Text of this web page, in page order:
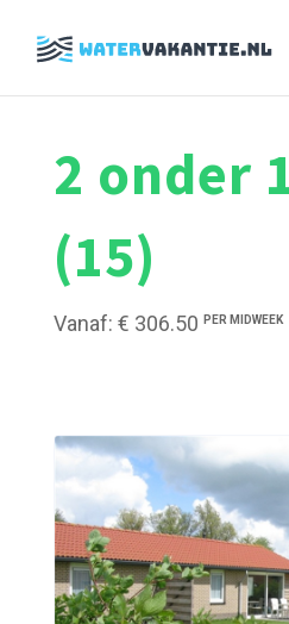
Zoeken
2 onder
(15)
Vanaf: € 306.50 PER MIDWEEK